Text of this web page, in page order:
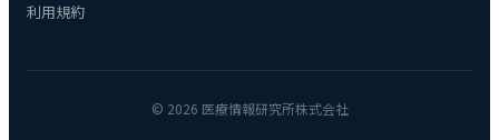
利用規約
© 2026 医療情報研究所株式会社